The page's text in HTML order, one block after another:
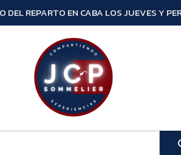
REPARTO EN CABA LOS JUEVES Y